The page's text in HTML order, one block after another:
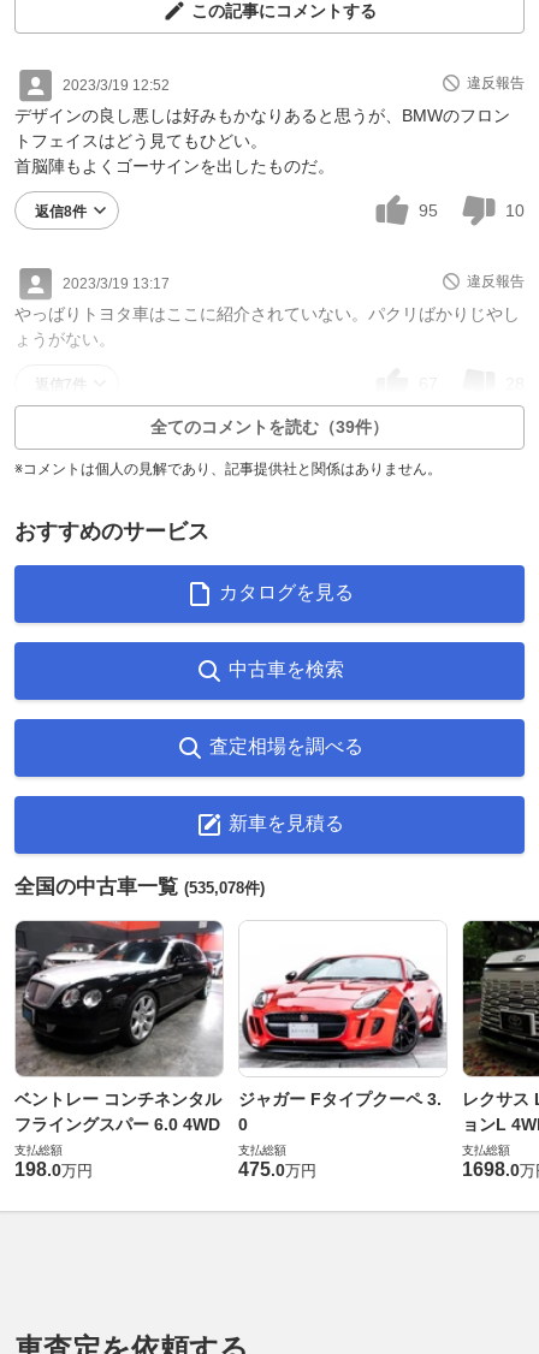
この記事にコメントする
2023/3/19 12:52 違反報告
デザインの良し悪しは好みもかなりあると思うが、BMWのフロン
トフェイスはどう見てもひどい。
首脳陣もよくゴーサインを出したものだ。
返信8件 95 10
2023/3/19 13:17 違反報告
やっばりトヨタ車はここに紹介されていない。パクリばかりじやし
ょうがない。
返信7件
全てのコメントを読む（39件）
※コメントは個人の見解であり、記事提供社と関係はありません。
おすすめのサービス
カタログを見る
中古車を検索
査定相場を調べる
新車を見積る
全国の中古車一覧 (535,078件)
ベントレー コンチネンタル
フライングスパー 6.0 4WD
支払総額
198.0万円
ジャガー Fタイプクーペ 3.
0
支払総額
475.0万円
レクサス
ョンL
支払総額
1698.0万